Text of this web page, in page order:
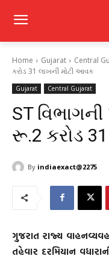
Home Gujarat Central
કરોડ 31 લાખની મોટી આવક
Gujarat Central Gujarat
ST વિભાગની
રૂ.2 કરોડ
By indiaexact@2275
ગુજરાત રાજ્ય
તહેવાર દરમિયાન